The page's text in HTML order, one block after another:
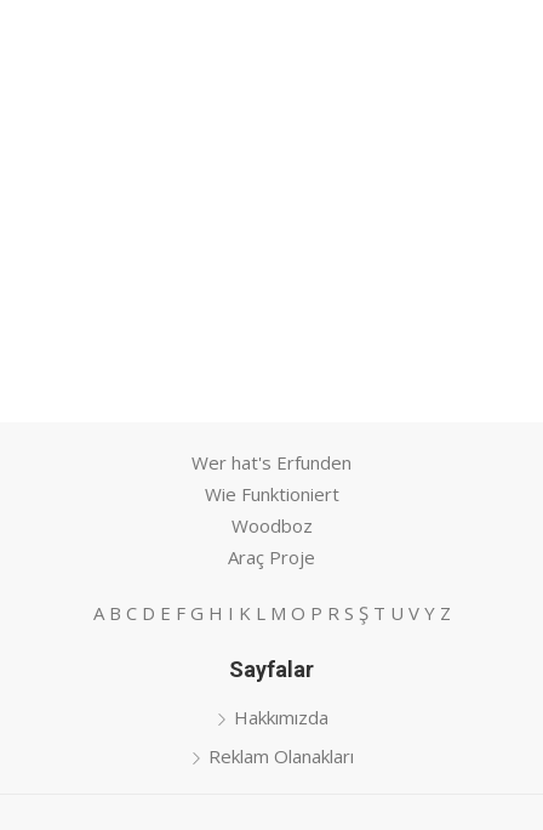
Wer hat's Erfunden
Wie Funktioniert
Woodboz
Araç Proje
A B C D E F G H I K L M O P R S Ş T U V Y Z
Sayfalar
Hakkımızda
Reklam Olanakları